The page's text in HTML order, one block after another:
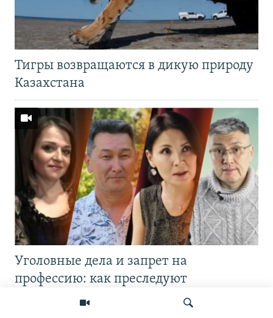
Тигры возвращаются в дикую природу
Казахстана
Уголовные дела и запрет на
профессию: как преследуют
журналистов в Казахстане